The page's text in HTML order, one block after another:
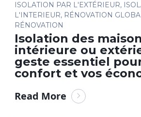
ISOLATION PAR L'EXTÉRIEUR,
L'INTERIEUR, RÉNOVATION
RÉNOVATION
Isolation des
intérieure ou
geste essentiel
confort et vos
Read More